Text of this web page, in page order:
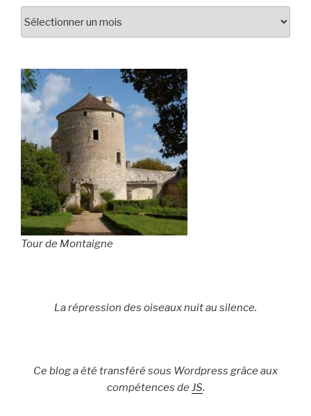
Tour de Montaigne
La répression des oiseaux nuit au silence.
Ce blog a été transféré sous Wordpress grâce aux
compétences de JS.